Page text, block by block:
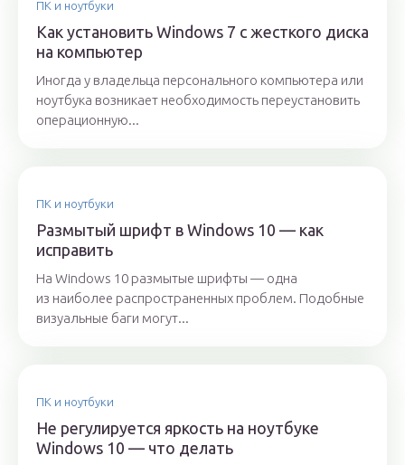
ПК и ноутбуки
Как установить Windows 7 с жесткого диска
на компьютер
Иногда у владельца персонального компьютера или
ноутбука возникает необходимость переустановить
операционную...
ПК и ноутбуки
Размытый шрифт в Windows 10 — как
исправить
На Windows 10 размытые шрифты — одна
из наиболее распространенных проблем. Подобные
визуальные баги могут...
ПК и ноутбуки
Не регулируется яркость на ноутбуке
Windows 10 — что делать